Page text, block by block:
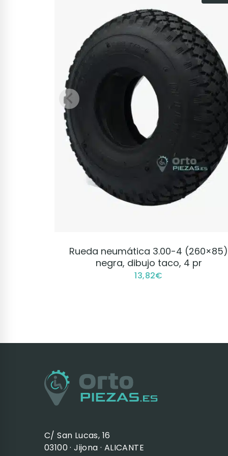
VER PRODUCTO
Rueda neumática 3.00-4 (260×85)
negra, dibujo taco, 4 pr
13,82€
C/ San Lucas, 16
03100 · Jijona · ALICANTE